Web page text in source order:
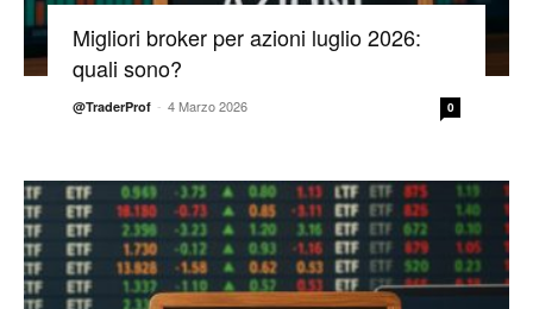
Migliori broker per azioni luglio 2026:
quali sono?
@TraderProf - 4 Marzo 2026 0